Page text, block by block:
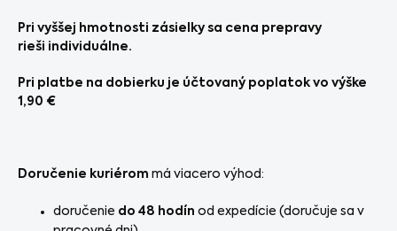
Pri vyššej hmotnosti zásielky sa cena prepravy
rieši individuálne.
Pri platbe na dobierku je účtovaný poplatok vo výške
1,90 €
Doručenie kuriérom má viacero výhod:
doručenie do 48 hodín od expedície (doručuje sa v